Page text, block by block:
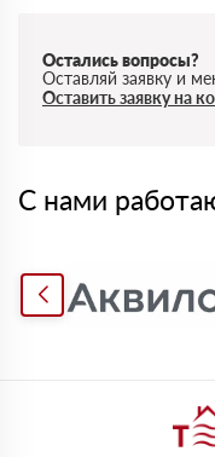
Остались вопросы?
Оставляй заявку и
Оставить заявку на
С нами